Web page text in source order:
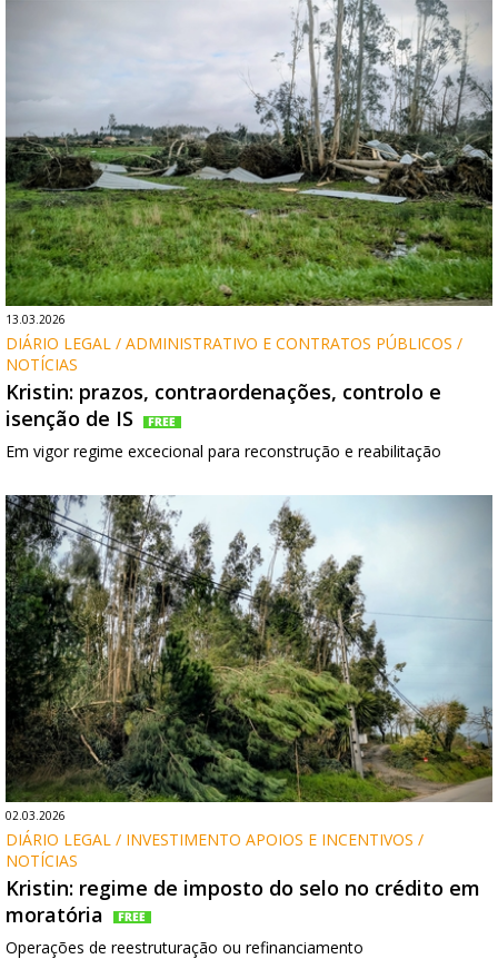
13.03.2026
DIÁRIO LEGAL / ADMINISTRATIVO E CONTRATOS PÚBLICOS /
NOTÍCIAS
Kristin: prazos, contraordenações, controlo e
isenção de IS
Em vigor regime excecional para reconstrução e reabilitação
02.03.2026
DIÁRIO LEGAL / INVESTIMENTO APOIOS E INCENTIVOS /
NOTÍCIAS
Kristin: regime de imposto do selo no crédito em
moratória
Operações de reestruturação ou refinanciamento